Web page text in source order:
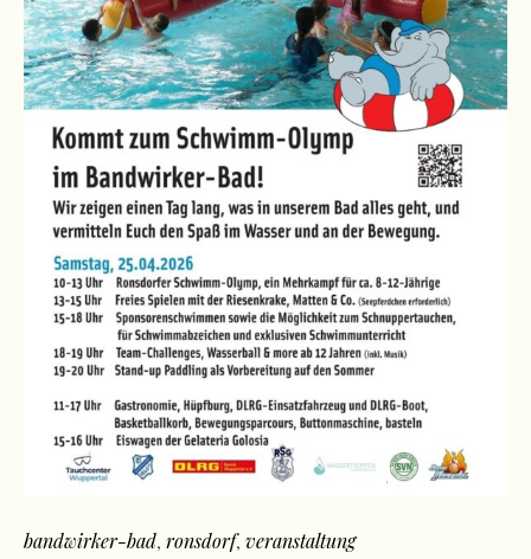
bandwirker-bad, ronsdorf, veranstaltung